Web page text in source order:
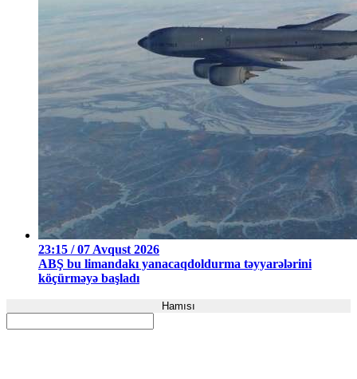
23:15 / 07 Avqust 2026
ABŞ bu limandakı yanacaqdoldurma təyyarələrini
köçürməyə başladı
Hamısı